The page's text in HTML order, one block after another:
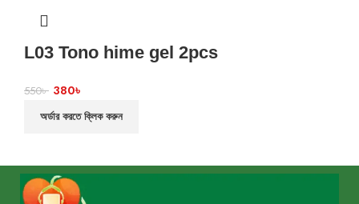
L03 Tono hime gel 2pcs
550৳ 380৳
অর্ডার করতে ক্লিক করুন